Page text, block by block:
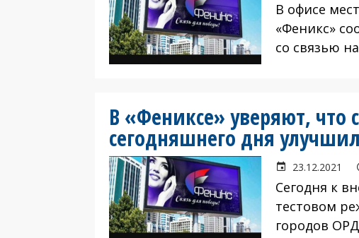
В офисе
«Феникс»
со связью
В «Фениксе» уверяют, что
сегодняшнего дня
23.12.2021
Сегодня к
тестовом
городов